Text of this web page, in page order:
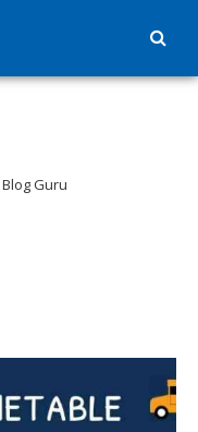
Blog Guru